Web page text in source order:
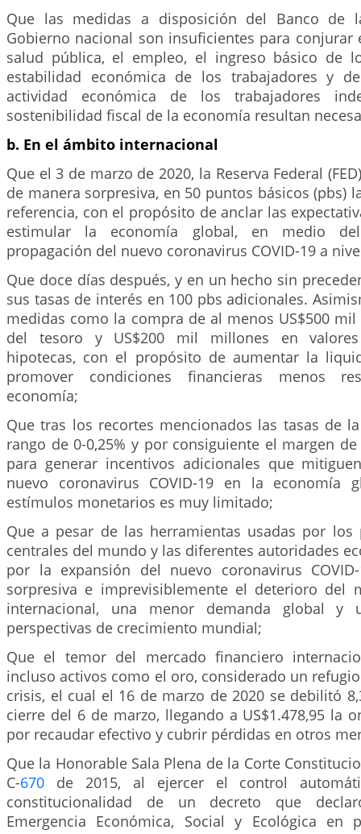
Que las medidas a disposición del Banco de
Gobierno nacional son insuficientes para conjurar
salud pública, el empleo, el ingreso básico de
estabilidad económica de los trabajadores y
actividad económica de los trabajadores
sostenibilidad fiscal de la economía resultan
b. En el ámbito internacional
Que el 3 de marzo de 2020, la Reserva Federal
de manera sorpresiva, en 50 puntos básicos (pbs)
referencia, con el propósito de anclar las
estimular la economía global, en medio
propagación del nuevo coronavirus COVID-19 a
Que doce días después, y en un hecho sin
sus tasas de interés en 100 pbs adicionales.
medidas como la compra de al menos US$500
del tesoro y US$200 mil millones en
hipotecas, con el propósito de aumentar la
promover condiciones financieras menos
economía;
Que tras los recortes mencionados las tasas de
rango de 0-0,25% y por consiguiente el margen
para generar incentivos adicionales que
nuevo coronavirus COVID-19 en la economía
estímulos monetarios es muy limitado;
Que a pesar de las herramientas usadas por los
centrales del mundo y las diferentes autoridades
por la expansión del nuevo coronavirus
sorpresiva e imprevisiblemente el deterioro del
internacional, una menor demanda global y
perspectivas de crecimiento mundial;
Que el temor del mercado financiero
incluso activos como el oro, considerado un
crisis, el cual el 16 de marzo de 2020 se debilitó
cierre del 6 de marzo, llegando a US$1.478,95 la
por recaudar efectivo y cubrir pérdidas en otros
Que la Honorable Sala Plena de la Corte
C-670 de 2015, al ejercer el control
constitucionalidad de un decreto que
Emergencia Económica, Social y Ecológica en